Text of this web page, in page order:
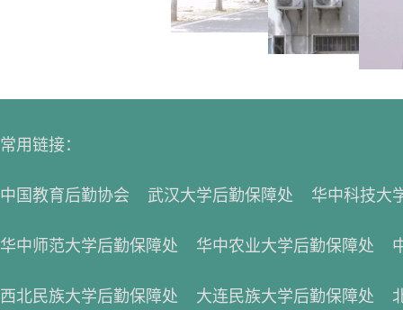
常用链接：
中国教育后勤协会 武汉大学后勤保障处 华中科技大
华中师范大学后勤保障处 华中农业大学后勤保障处
西北民族大学后勤保障处 大连民族大学后勤保障处